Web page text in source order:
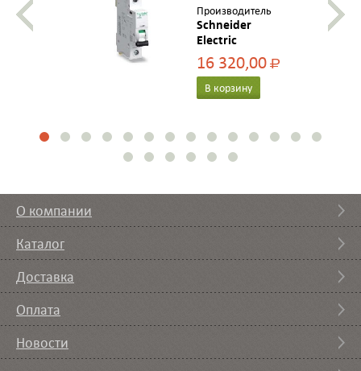
Производитель
Schneider
Electric
16 320,00Р
В корзину
О компании
Каталог
Доставка
Оплата
Новости